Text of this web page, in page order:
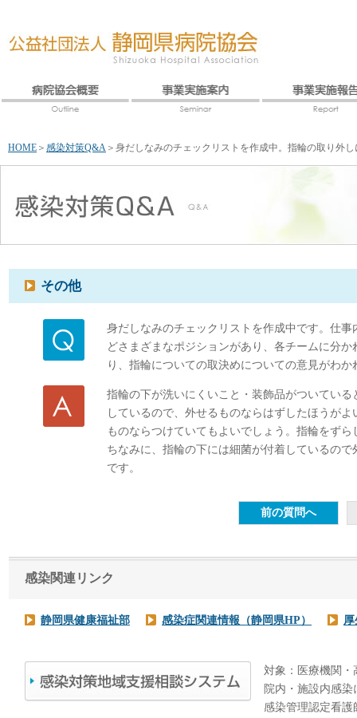
HOME ＞ 感染対策Q&A ＞ 身だしなみのチェックリストを作成中。指輪の取り外し
その他
身だしなみのチェックリストを作成中です。仕
どさまざまなポジションがあり、各チームに分
り、指輪についての取決めについての意見がわ
指輪の下が洗いにくいこと・装飾品がついてい
しているので、外せるものならはずしたほうが
ものならつけていてもよいでしょう。指輪をず
ちなみに、指輪の下には細菌が付着しているの
です。
感染関連リンク
静岡県健康福祉部 感染症関連情報（静岡県HP）
対象：医療機関・
院内・施設内感
感染管理認定看